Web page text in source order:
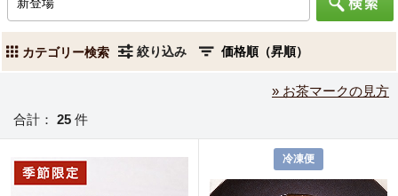
カテゴリー検索 絞り込み
» お茶マークの見方
合計： 25 件
冷凍便